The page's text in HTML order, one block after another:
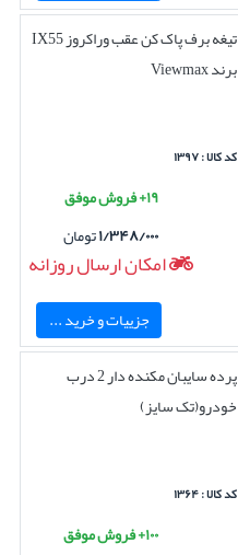
تیغه برف پاک کن عقب وراکروز IX55
برند Viewmax
کد کالا : ۱۳۹۷
۱۹+ فروش موفق
۱/۳۴۸/۰۰۰تومان
امکان ارسال روزانه
جزییات و خرید ...
پرده سایبان مکنده دار 2 درب
خودرو(تک سایز)
کد کالا : ۱۳۶۴
۱۰۰+ فروش موفق